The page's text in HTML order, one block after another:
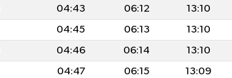
04:43 06:12 13:10
04:45 06:13 13:10
04:46 06:14 13:10
04:47 06:15 13:09